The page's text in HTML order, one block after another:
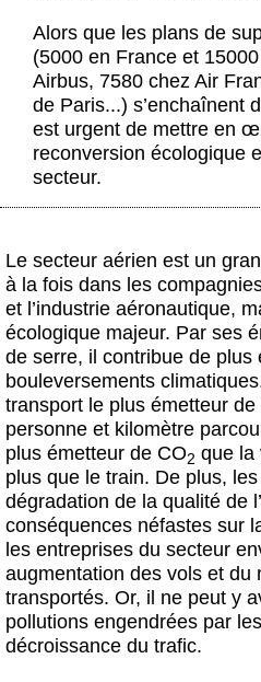
Alors que les plans de
(5000 en France et
Airbus, 7580 chez Air
de Paris...) s’enchaînent
est urgent de mettre en
reconversion écologique
secteur.
Le secteur aérien est un
à la fois dans les
et l’industrie aéronautique,
écologique majeur. Par ses
de serre, il contribue de plus
bouleversements
transport le plus émetteur
personne et kilomètre
plus émetteur de CO2 que la
plus que le train. De plus,
dégradation de la qualité de
conséquences néfastes sur
les entreprises du secteur
augmentation des vols et du
transportés. Or, il ne peut y
pollutions engendrées par
décroissance du trafic.